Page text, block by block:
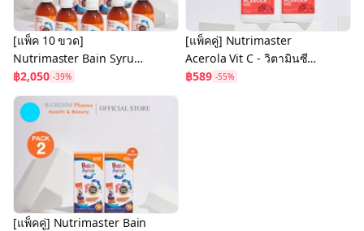
[แพ็ค 10 ขวด]
Nutrimaster Bain Syrup
Omega-3 DHA+EPA เบน
ไซรัป น้ำมันปลาสำหรับเด็ก
โอเมก้า-3
฿2,050 -39%
[แพ็คคู่] Nutrimaster
Acerola Vit C - วิตามินซี
จากธรรมชาติ สกัดจากอะ
฿589 -55%
[แพ็คคู่] Nutrimaster Bain